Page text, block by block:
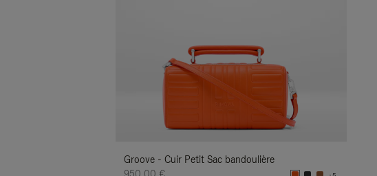
Groove - Cuir Petit Sac bandoulière